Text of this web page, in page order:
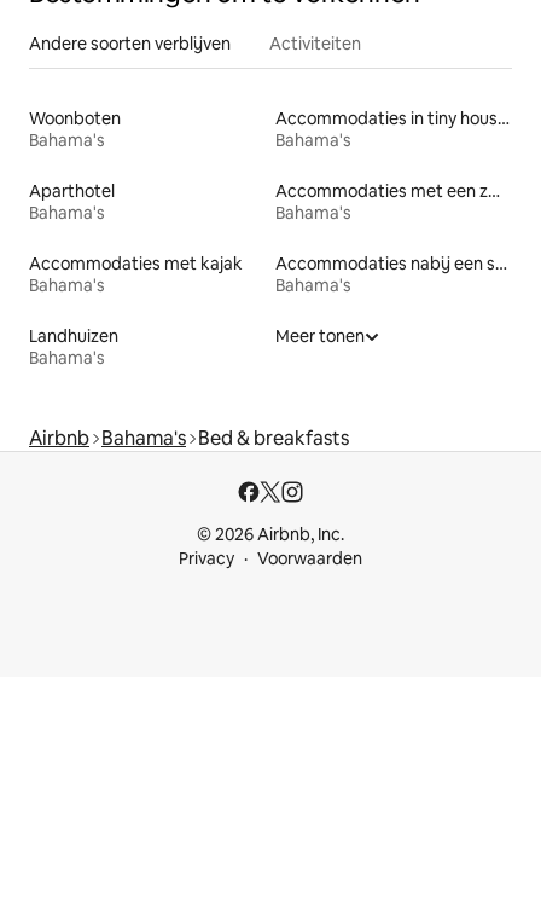
Andere soorten verblijven Activiteiten
Woonboten
Bahama's
Accommodaties in tiny houses
Bahama's
Aparthotel
Bahama's
Accommodaties met een zwembad
Bahama's
Accommodaties met kajak
Bahama's
Accommodaties nabij een strand
Bahama's
Landhuizen
Bahama's
Meer tonen
Airbnb Bahama's Bed & breakfasts
© 2026 Airbnb, Inc.
Privacy
Voorwaarden